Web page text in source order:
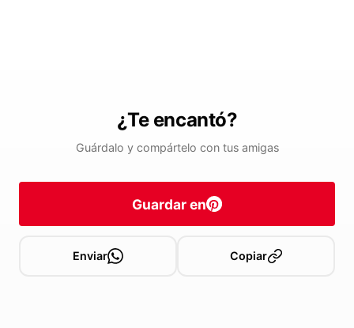
¿Te encantó?
Guárdalo y compártelo con tus amigas
Guardar en
Enviar Copiar